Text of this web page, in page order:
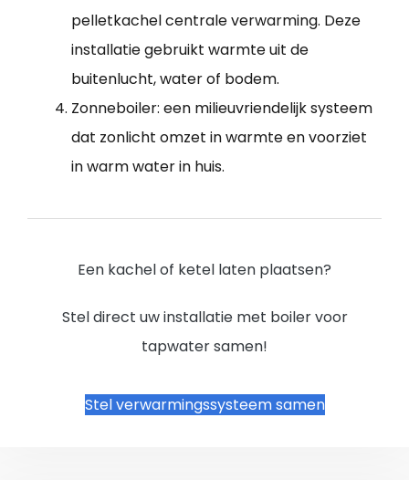
pelletkachel centrale verwarming. Deze
installatie gebruikt warmte uit de
buitenlucht, water of bodem.
Zonneboiler: een milieuvriendelijk systeem
dat zonlicht omzet in warmte en voorziet
in warm water in huis.
Een kachel of ketel laten plaatsen?
Stel direct uw installatie met boiler voor
tapwater samen!
Stel verwarmingssysteem samen